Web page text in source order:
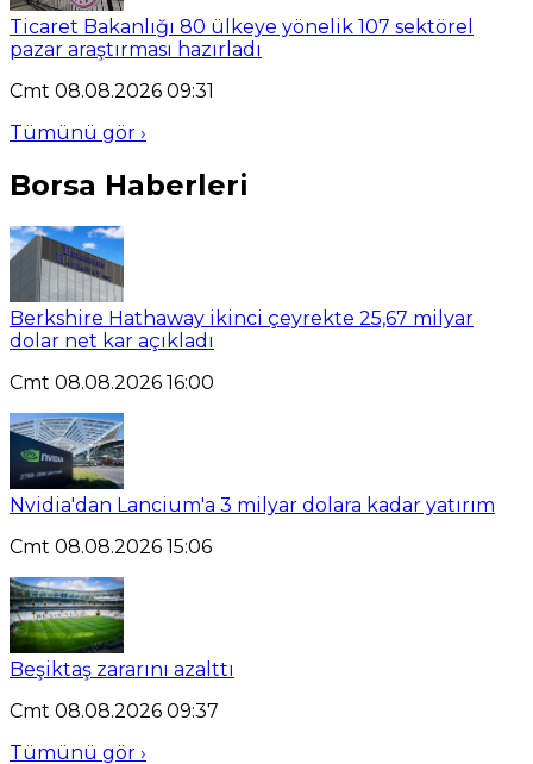
Ticaret Bakanlığı 80 ülkeye yönelik 107 sektörel
pazar araştırması hazırladı
Cmt 08.08.2026 09:31
Tümünü gör ›
Borsa Haberleri
Berkshire Hathaway ikinci çeyrekte 25,67 milyar
dolar net kar açıkladı
Cmt 08.08.2026 16:00
Nvidia'dan Lancium'a 3 milyar dolara kadar yatırım
Cmt 08.08.2026 15:06
Beşiktaş zararını azalttı
Cmt 08.08.2026 09:37
Tümünü gör ›